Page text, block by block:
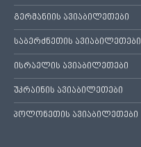
გერმანიის ავიაბილეთები
საბერძნეთის ავიაბილეთები
ისრაელის ავიაბილეთები
უკრაინის ავიაბილეთები
პოლონეთის ავიაბილეთები